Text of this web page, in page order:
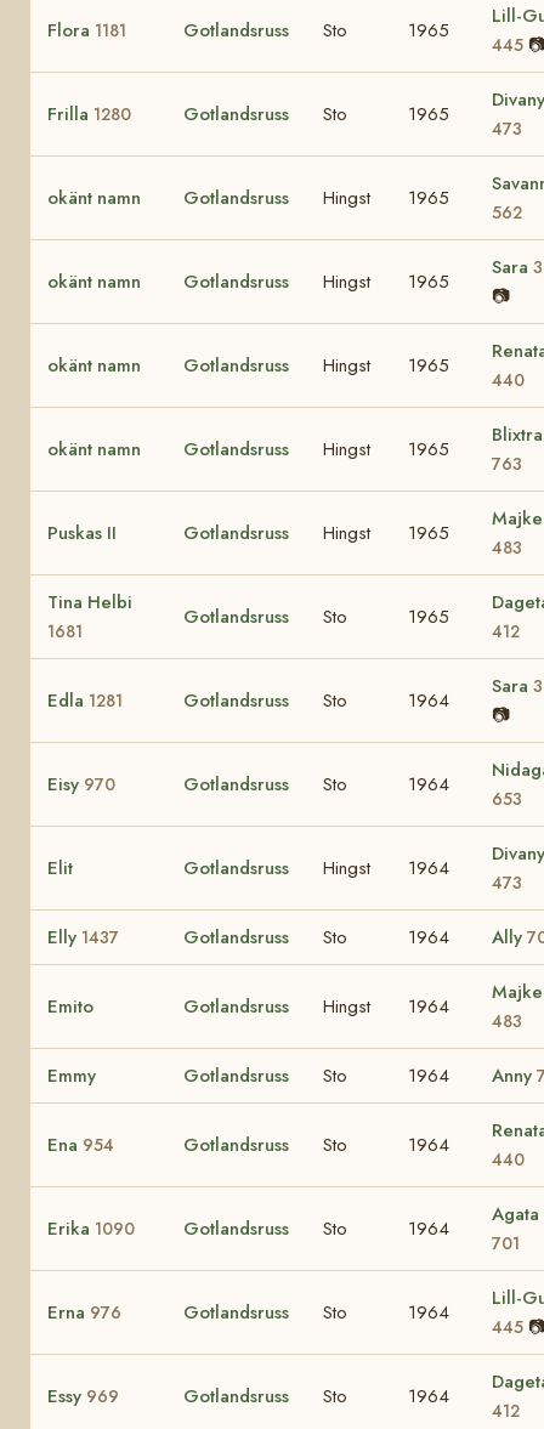
Flora 1181 Gotlandsruss Sto 1965
Lill-
445
Frilla 1280 Gotlandsruss Sto 1965
Divany
473
okänt namn Gotlandsruss Hingst 1965
562
okänt namn Gotlandsruss Hingst 1965
Sara
📷
okänt namn Gotlandsruss Hingst 1965
440
okänt namn Gotlandsruss Hingst 1965
Blixtra
763
Puskas II Gotlandsruss Hingst 1965
483
Tina Helbi
1681
Gotlandsruss Sto 1965
412
Edla 1281 Gotlandsruss Sto 1964
Sara
📷
Eisy 970 Gotlandsruss Sto 1964
653
Elit Gotlandsruss Hingst 1964
Divany
473
Elly 1437 Gotlandsruss Sto 1964 Ally
Emito Gotlandsruss Hingst 1964
483
Emmy Gotlandsruss Sto 1964 Anny
Ena 954 Gotlandsruss Sto 1964
440
Erika 1090 Gotlandsruss Sto 1964
Agata
701
Erna 976 Gotlandsruss Sto 1964
Lill-
445
Essy 969 Gotlandsruss Sto 1964
412